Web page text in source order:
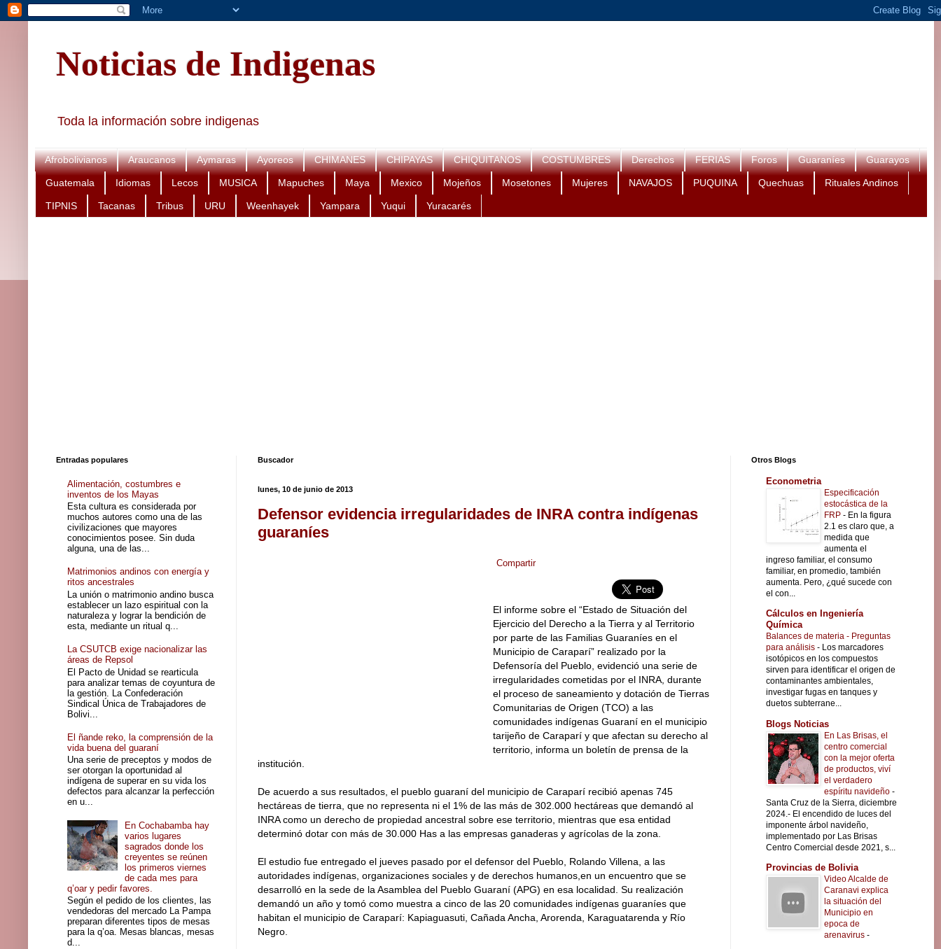
Noticias de Indigenas
Toda la información sobre indigenas
Afrobolivianos Araucanos Aymaras Ayoreos CHIMANES CHIPAYAS CHIQUITANOS COSTUMBRES Derechos FERIAS Foros Guaraníes Guarayos
Guatemala Idiomas Lecos MUSICA Mapuches Maya Mexico Mojeños Mosetones Mujeres NAVAJOS PUQUINA Quechuas Rituales Andinos
TIPNIS Tacanas Tribus URU Weenhayek Yampara Yuqui Yuracarés
Buscador
lunes, 10 de junio de 2013
Defensor evidencia irregularidades de INRA contra indígenas
guaraníes
Compartir
El informe sobre el “Estado de Situación del
Ejercicio del Derecho a la Tierra y al Territorio
por parte de las Familias Guaraníes en el
Municipio de Caraparí” realizado por la
Defensoría del Pueblo, evidenció una serie de
irregularidades cometidas por el INRA, durante
el proceso de saneamiento y dotación de Tierras
Comunitarias de Origen (TCO) a las
comunidades indígenas Guaraní en el municipio
tarijeño de Caraparí y que afectan su derecho al
territorio, informa un boletín de prensa de la
institución.
De acuerdo a sus resultados, el pueblo guaraní del municipio de Caraparí recibió apenas 745
hectáreas de tierra, que no representa ni el 1% de las más de 302.000 hectáreas que demandó al
INRA como un derecho de propiedad ancestral sobre ese territorio, mientras que esa entidad
determinó dotar con más de 30.000 Has a las empresas ganaderas y agrícolas de la zona.
El estudio fue entregado el jueves pasado por el defensor del Pueblo, Rolando Villena, a las
autoridades indígenas, organizaciones sociales y de derechos humanos,en un encuentro que se
desarrolló en la sede de la Asamblea del Pueblo Guaraní (APG) en esa localidad. Su realización
demandó un año y tomó como muestra a cinco de las 20 comunidades indígenas guaraníes que
habitan el municipio de Caraparí: Kapiaguasuti, Cañada Ancha, Arorenda, Karaguatarenda y Río
Negro.
Entradas populares
Alimentación, costumbres e
inventos de los Mayas
Esta cultura es considerada por
muchos autores como una de las
civilizaciones que mayores
conocimientos posee. Sin duda
alguna, una de las...
Matrimonios andinos con energía y
ritos ancestrales
La unión o matrimonio andino busca
establecer un lazo espiritual con la
naturaleza y lograr la bendición de
esta, mediante un ritual q...
La CSUTCB exige nacionalizar las
áreas de Repsol
El Pacto de Unidad se rearticula
para analizar temas de coyuntura de
la gestión. La Confederación
Sindical Única de Trabajadores de
Bolivi...
El ñande reko, la comprensión de la
vida buena del guaraní
Una serie de preceptos y modos de
ser otorgan la oportunidad al
indígena de superar en su vida los
defectos para alcanzar la perfección
en u...
En Cochabamba hay
varios lugares
sagrados donde los
creyentes se reúnen
los primeros viernes
de cada mes para
q’oar y pedir favores.
Según el pedido de los clientes, las
vendedoras del mercado La Pampa
preparan diferentes tipos de mesas
para la q’oa. Mesas blancas, mesas
d...
Otros Blogs
Econometria
Especificación
estocástica de la
FRP - En la figura
2.1 es claro que, a
medida que
aumenta el
ingreso familiar, el consumo
familiar, en promedio, también
aumenta. Pero, ¿qué sucede con
el con...
Cálculos en Ingeniería
Química
Balances de materia - Preguntas
para análisis - Los marcadores
isotópicos en los compuestos
sirven para identificar el origen de
contaminantes ambientales,
investigar fugas en tanques y
duetos subterrane...
Blogs Noticias
En Las Brisas, el
centro comercial
con la mejor oferta
de productos, viví
el verdadero
espíritu navideño -
Santa Cruz de la Sierra, diciembre
2024.- El encendido de luces del
imponente árbol navideño,
implementado por Las Brisas
Centro Comercial desde 2021, s...
Provincias de Bolivia
Video Alcalde de
Caranavi explica
la situación del
Municipio en
epoca de
arenavirus -